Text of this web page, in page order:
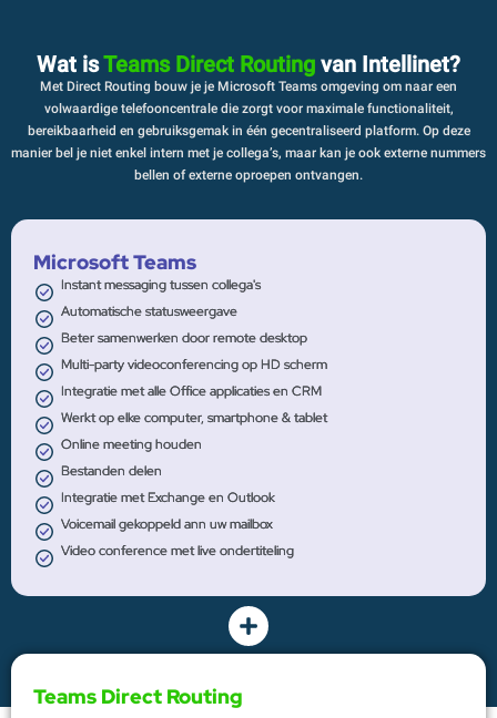
Wat isTeams Direct Routing van Intellinet?
Met Direct Routing bouw je je Microsoft Teams omgeving om naar een
volwaardige telefooncentrale die zorgt voor maximale functionaliteit,
bereikbaarheid en gebruiksgemak in één gecentraliseerd platform. Op deze
manier bel je niet enkel intern met je collega’s, maar kan je ook externe nummers
bellen of externe oproepen ontvangen.
Microsoft Teams
Instant messaging tussen collega's
Automatische statusweergave
Beter samenwerken door remote desktop
Multi-party videoconferencing op HD scherm
Integratie met alle Office applicaties en CRM
Werkt op elke computer, smartphone & tablet
Online meeting houden
Bestanden delen
Integratie met Exchange en Outlook
Voicemail gekoppeld ann uw mailbox
Video conference met live ondertiteling
Teams Direct Routing